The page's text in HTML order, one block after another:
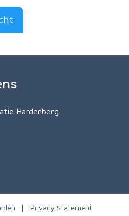
Hardenberg
Privacy Statement